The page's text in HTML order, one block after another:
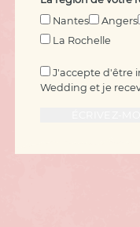
Nantes
Angers
La Rochelle
J'accepte d'être
Wedding et je